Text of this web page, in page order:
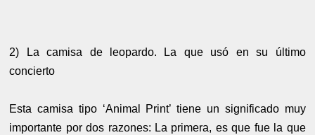
2) La camisa de leopardo. La que usó en su último
concierto
Esta camisa tipo ‘Animal Print’ tiene un significado muy
importante por dos razones: La primera, es que fue la que